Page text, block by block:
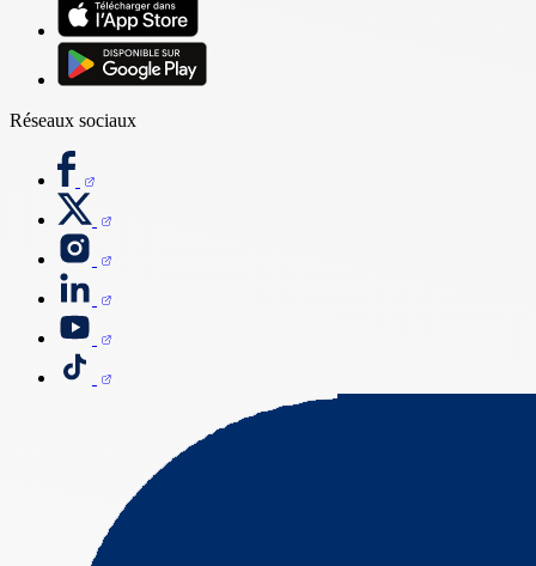
Réseaux sociaux